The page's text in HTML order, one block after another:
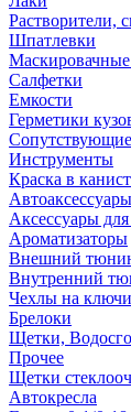
Растворители,
Шпатлевки
Салфетки
Емкости
Герметики
Инструменты
Краска в
Автоаксессуары
Аксессуары
Ароматизаторы
Внешний
Внутренний
Чехлы на
Брелоки
Щетки,
Прочее
Щетки
Автокресла